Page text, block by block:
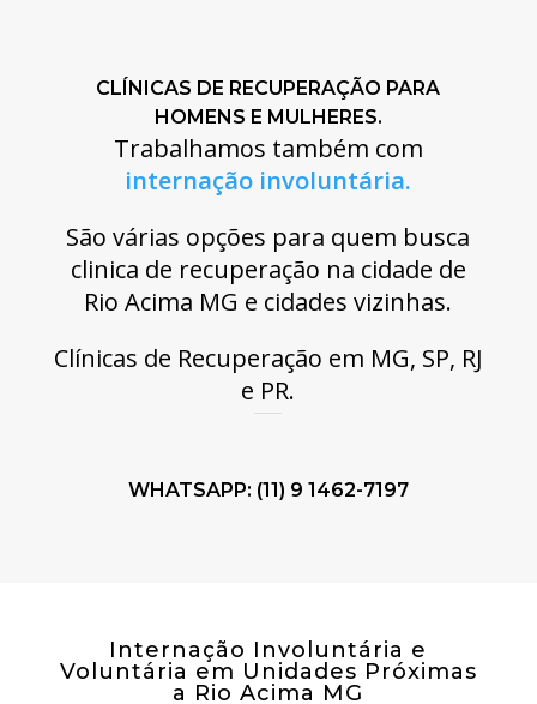
CLÍNICAS DE RECUPERAÇÃO PARA
HOMENS E MULHERES.
Trabalhamos também com
internação involuntária.
São várias opções para quem busca
clinica de recuperação na cidade de
Rio Acima MG e cidades vizinhas.
Clínicas de Recuperação em MG, SP, RJ
e PR.
WHATSAPP: (11) 9 1462-7197
Internação Involuntária e
Voluntária em Unidades Próximas
a Rio Acima MG